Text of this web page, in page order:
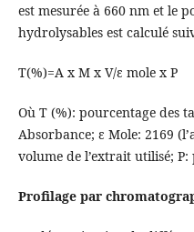
est mesurée à 660 nm et le
hydrolysables est calculé
T(%)=A x M x V/ɛ mole x P
Où T (%): pourcentage des
Absorbance; ɛ Mole: 2169
volume de l’extrait utilisé; P:
Profilage par